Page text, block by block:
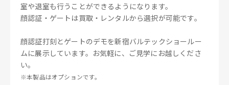
室や退室も行うことができるようになります。
顔認証・ゲートは買取・レンタルから選択が可能です。
顔認証打刻とゲートのデモを新宿バルテックショールー
ムに展示しています。お気軽に、ご見学にお越しくださ
い。
※本製品はオプションです。